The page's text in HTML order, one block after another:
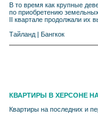
В то время как крупные
по приобретению
II квартале продолжали их
Тайланд | Бангкок
КВАРТИРЫ В ХЕРСОНЕ
Квартиры на последних и